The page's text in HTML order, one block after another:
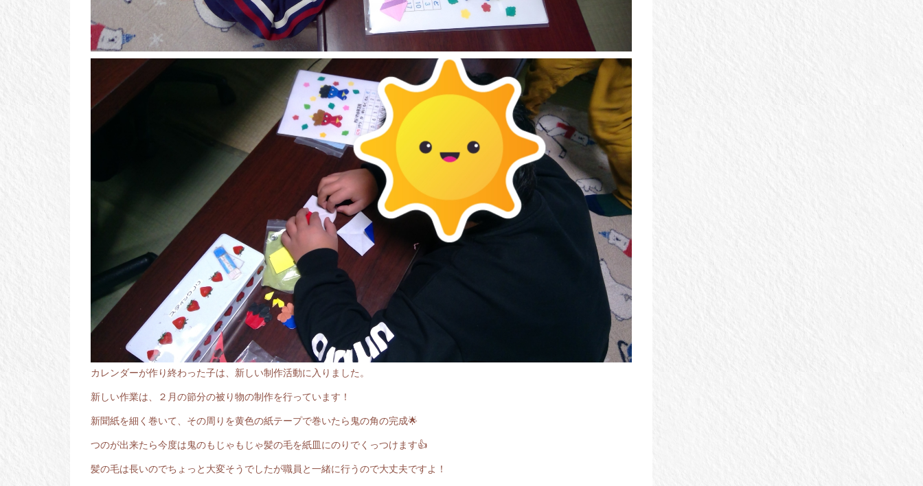
カレンダーが作り終わった子は、新しい制作活動に入りました。
新しい作業は、２月の節分の被り物の制作を行っています！
新聞紙を細く巻いて、その周りを黄色の紙テープで巻いたら鬼の角の完成🌟
つのが出来たら今度は鬼のもじゃもじゃ髪の毛を紙皿にのりでくっつけます👍
髪の毛は長いのでちょっと大変そうでしたが職員と一緒に行うので大丈夫ですよ！